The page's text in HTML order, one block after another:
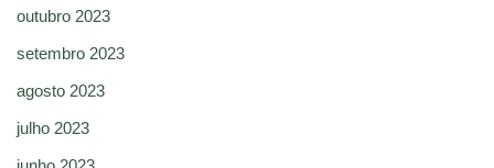
outubro 2023
setembro 2023
agosto 2023
julho 2023